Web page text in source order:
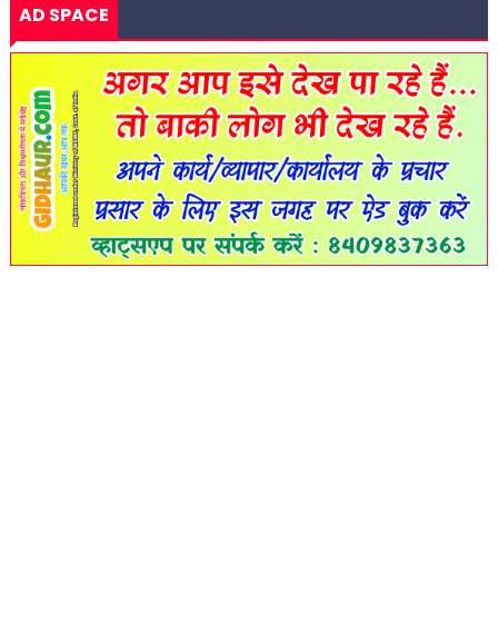
AD SPACE